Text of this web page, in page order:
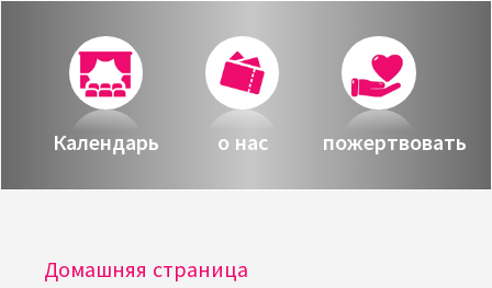
Политика сайта
Календарь о нас пожертвовать
Домашняя страница